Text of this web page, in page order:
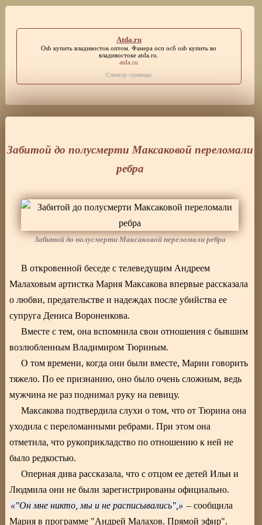
Забитой до полусмерти Максаковой переломали
ребра
Забитой до полусмерти Максаковой переломали ребра
В откровенной беседе с телеведущим Андреем
Малаховым артистка Мария Максакова впервые рассказала
о любви, предательстве и надеждах после убийства ее
супруга Дениса Вороненкова.
Вместе с тем, она вспомнила свои отношения с бывшим
возлюбленным Владимиром Тюриным.
О том времени, когда они были вместе, Марии говорить
тяжело. По ее признанию, оно было очень сложным, ведь
мужчина не раз поднимал руку на певицу.
Максакова подтвердила слухи о том, что от Тюрина она
уходила с переломанными ребрами. При этом она
отметила, что рукоприкладство по отношению к ней не
было редкостью.
Оперная дива рассказала, что с отцом ее детей Ильи и
Людмила они не были зарегистрированы официально.
"Он мне никто, мы и не расписывались",
– сообщила
Мария в программе "Андрей Малахов. Прямой эфир".
Atda.ru
Osb купить владивосток оптом. Фанера осп осб osb купить во
владивостокеatda.ru
atda.ru
Спонсор страницы